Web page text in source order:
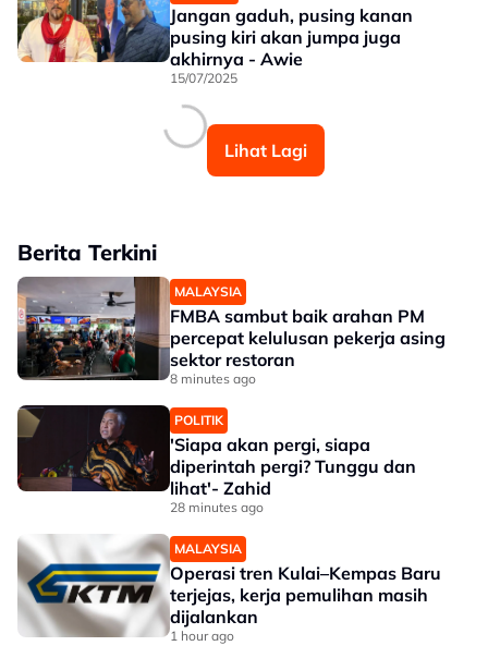
Jangan gaduh, pusing kanan
pusing kiri akan jumpa juga
akhirnya - Awie
15/07/2025
Lihat Lagi
Berita Terkini
MALAYSIA
FMBA sambut baik arahan PM
percepat kelulusan pekerja asing
sektor restoran
8 minutes ago
POLITIK
'Siapa akan pergi, siapa
diperintah pergi? Tunggu dan
lihat'- Zahid
28 minutes ago
MALAYSIA
Operasi tren Kulai–Kempas Baru
terjejas, kerja pemulihan masih
dijalankan
1 hour ago